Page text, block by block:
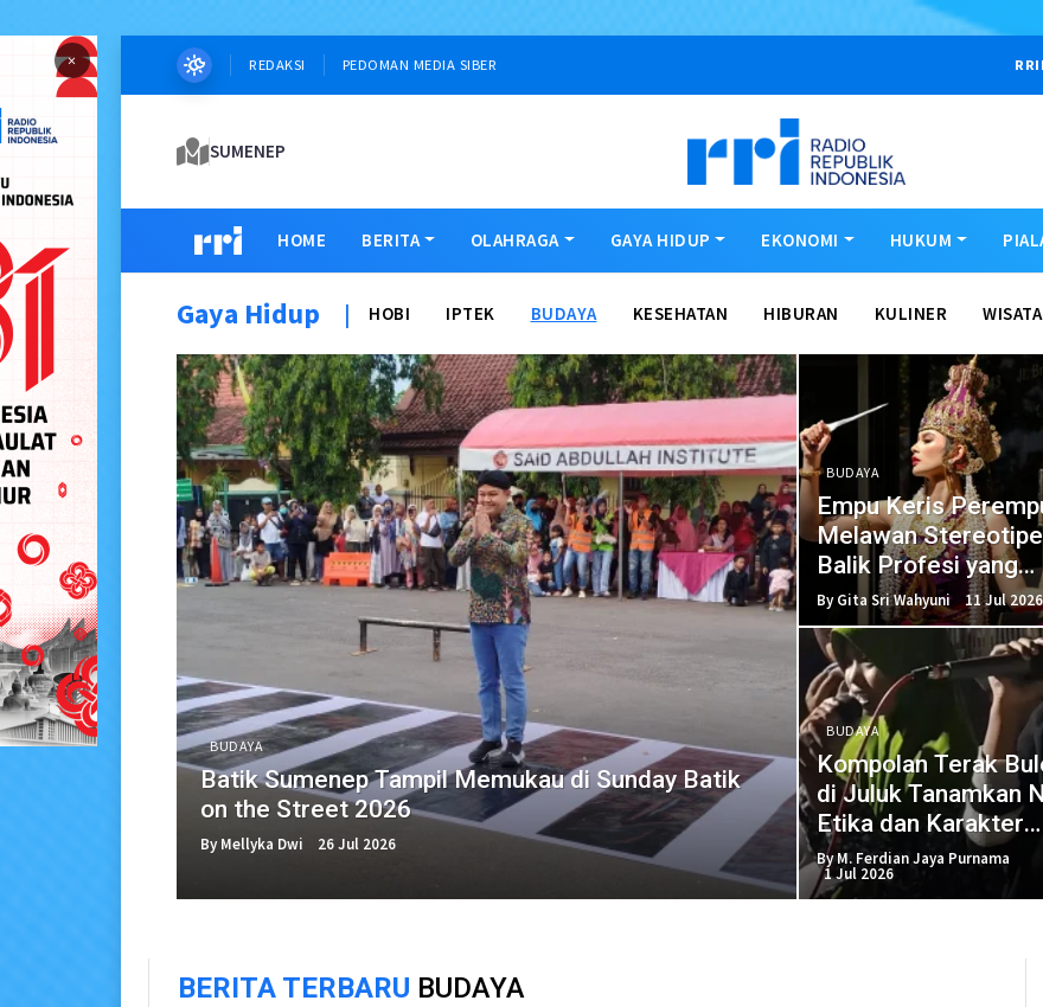
× REDAKSI PEDOMAN MEDIA SIBER
SUMENEP
HOME BERITA OLAHRAGA GAYA HIDUP EKONOMI HUKUM
Gaya Hidup | HOBI IPTEK BUDAYA KESEHATAN HIBURAN KULINER WISATA
BUDAYA
Batik Sumenep Tampil Memukau di Sunday Batik
on the Street 2026
By Mellyka Dwi 26 Jul 2026
BUDAYA
Empu Keris
Melawan
Balik Profesi yang
Dianggap Maskulin
By Gita Sri Wahyuni 11 Jul 2026
BUDAYA
Kompolan Terak
di Juluk Tanamkan
Etika dan Karakter
Generasi Muda
By M. Ferdian Jaya Purnama
1 Jul 2026
BERITA TERBARU BUDAYA